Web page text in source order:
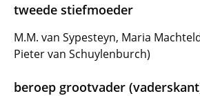
tweede stiefmoeder
M.M. van Sypesteyn, Maria
Pieter van Schuylenburch)
beroep grootvader